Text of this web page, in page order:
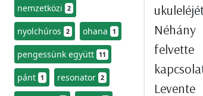
nemzetközi 2
nyolchúros 2 ohana 1
pengessünk együtt 11
pánt 1 resonator 2